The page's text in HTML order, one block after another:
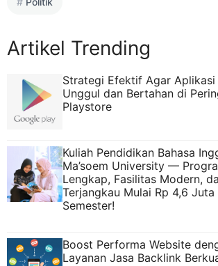
Artikel Trending
Strategi Efektif Agar Aplikasi
Unggul dan Bertahan di
Playstore
Kuliah Pendidikan Bahasa
Ma’soem University —
Lengkap, Fasilitas Modern,
Terjangkau Mulai Rp 4,6 Juta
Semester!
Boost Performa Website
Layanan Jasa Backlink